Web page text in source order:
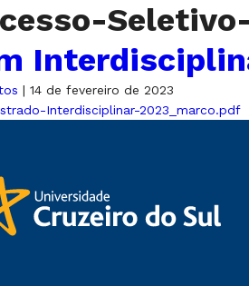
| 14 de fevereiro de 2023
Interdisciplinar-2023_marco.pdf